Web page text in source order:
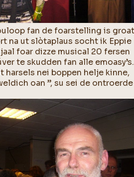
fan de foarstelling is
na ut slòtaplaus socht ik Eppie
foar dizze musical 20 fersen
te skudden fan alle
harsels nei boppen helje kinne,
oan ”, su sei de ontroerde